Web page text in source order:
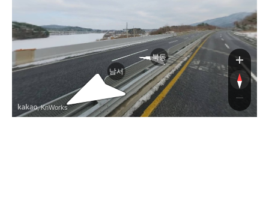
남서
북동
, KnWorks